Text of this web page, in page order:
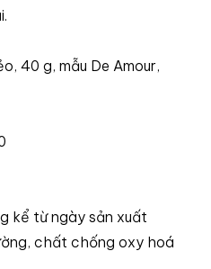
40 g, mẫu De Amour,
kể từ ngày sản xuất
chất chống oxy hoá